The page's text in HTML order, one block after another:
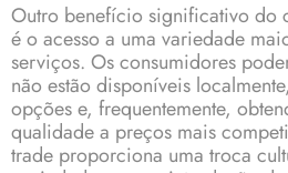
Outro benefício significativo do
é o acesso a uma variedade
serviços. Os consumidores
não estão disponíveis
opções e, frequentemente,
qualidade a preços mais
trade proporciona uma troca